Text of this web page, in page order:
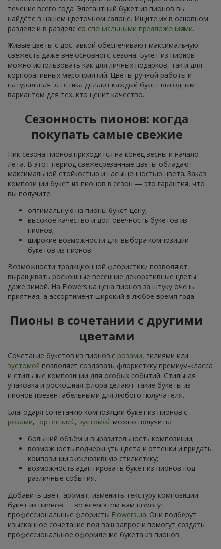
течение всего года. Элегантный букет из пионов вы
найдёте в нашем цветочном салоне. Ищите их в основном
разделе и в разделе со специальными предложениями.
Живые цветы с доставкой обеспечивают максимальную
свежесть даже вне основного сезона. Букет из пионов
можно использовать как для личных подарков, так и для
корпоративных мероприятий. Цветы ручной работы и
натуральная эстетика делают каждый букет выгодным
вариантом для тех, кто ценит качество.
Сезонность пионов: когда
покупать самые свежие
Пик сезона пионов приходится на конец весны и начало
лета. В этот период свежесрезанные цветы обладают
максимальной стойкостью и насыщенностью цвета. Заказ
композиции букет из пионов в сезон — это гарантия, что
вы получите:
оптимальную на пионы букет цену;
высокое качество и долговечность букетов из
пионов;
широкие возможности для выбора композиции
букетов из пионов.
Возможности традиционной флористики позволяют
выращивать роскошные весенние декоративные цветы
даже зимой. На Flowers.ua цена пионов за штуку очень
приятная, а ассортимент широкий в любое время года.
Пионы в сочетании с другими
цветами
Сочетание букетов из пионов с розами, лилиями или
эустомой позволяет создавать флористику премиум-класса
и стильные композиции для особых событий. Стильная
упаковка и роскошная флора делают такие букеты из
пионов презентабельными для любого получателя.
Благодаря сочетанию композиции букет из пионов с
розами, гортензией, эустомой можно получить:
больший объём и выразительность композиции;
возможность подчеркнуть цвета и оттенки и придать
композиции эксклюзивную стилистику;
возможность адаптировать букет из пионов под
различные события.
Добавить цвет, аромат, изменить текстуру композиции
букет из пионов — во всём этом вам помогут
профессиональные флористы Flowers.ua. Они подберут
изысканное сочетание под ваш запрос и помогут создать
профессиональное оформление букета из пионов.